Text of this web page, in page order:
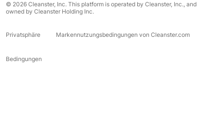
© 2026 Cleanster, Inc. This platform is operated by Cleanster, Inc., and
owned by Cleanster Holding Inc.
Privatsphäre Markennutzungsbedingungen von Cleanster.com
Bedingungen